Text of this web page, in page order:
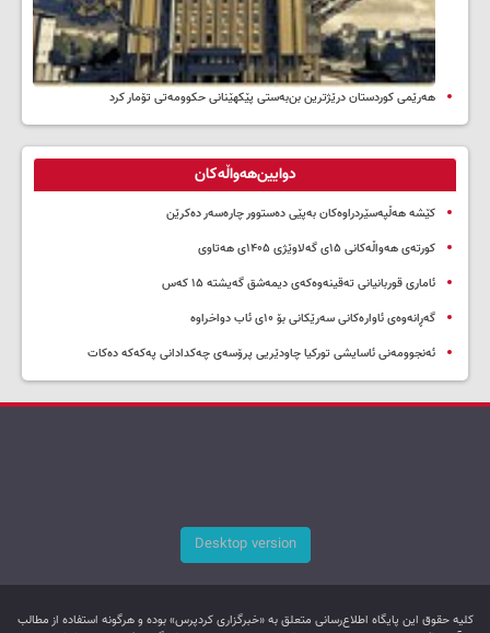
هەرێمی کوردستان درێژترین بن‌بەستی پێکهێنانی حکوومەتی تۆمار کرد
دوایین‌هەواڵەکان
کێشە هەڵپەسێردراوەکان بەپێی دەستوور چارەسەر دەکرێن
کورتەی هەواڵەکانی ۱۵ی گەلاوێژی ۱۴۰۵ی هەتاوی
ئاماری قوربانیانی تەقینەوەکەی دیمەشق گەیشتە ۱۵ کەس
گەڕانەوەی ئاوارەکانی سەرێکانی بۆ ۱۰ی ئاب دواخراوە
ئەنجوومەنی ئاسایشی تورکیا چاودێریی پرۆسەی چەکدادانی پەکەکە دەکات
Desktop version
کليه حقوق اين پایگاه اطلاع‌رسانی متعلق به «خبرگزاری کردپرس» بوده و هرگونه استفاده از مطالب